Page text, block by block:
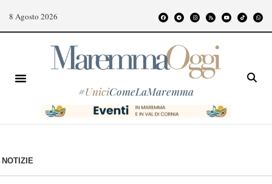
8 Agosto 2026
#UniciComeLaMaremma
NOTIZIE